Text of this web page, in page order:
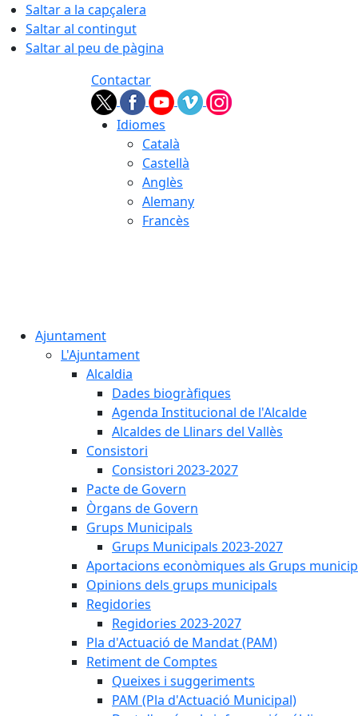
Saltar a la capçalera
Saltar al contingut
Saltar al peu de pàgina
Contactar
Idiomes
Català
Castellà
Anglès
Alemany
Francès
Ajuntament
L'Ajuntament
Alcaldia
Dades biogràfiques
Agenda Institucional de l'Alcalde
Alcaldes de Llinars del Vallès
Consistori
Consistori 2023-2027
Pacte de Govern
Òrgans de Govern
Grups Municipals
Grups Municipals 2023-2027
Aportacions econòmiques als Grups
Opinions dels grups municipals
Regidories
Regidories 2023-2027
Pla d'Actuació de Mandat (PAM)
Retiment de Comptes
Queixes i suggeriments
PAM (Pla d'Actuació Municipal)